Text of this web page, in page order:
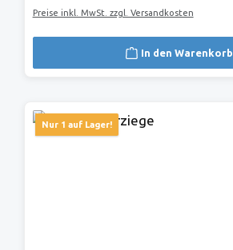
Preise inkl. MwSt. zzgl. Versandkosten
In den Warenkorb
Nur 1 auf Lager!